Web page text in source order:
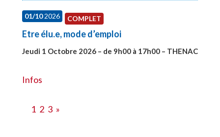
01/102026 COMPLET
Etre élu.e, mode d’emploi
Jeudi 1 Octobre 2026 – de 9h00 à 17h00 – THENAC
Infos
1 2 3 »